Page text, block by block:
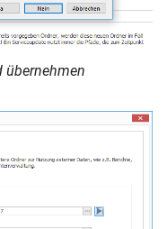
übernehmen